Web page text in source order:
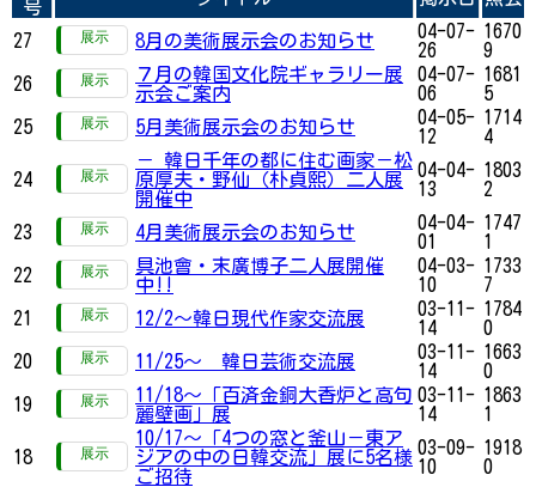
号
27 8月の美術展示会のお知らせ
04-07-
26
1670
9
26
７月の韓国文化院ギャラリー展
示会ご案内
04-07-
06
1681
5
25
5月美術展示会のお知らせ
04-05-
12
1714
4
24
－ 韓日千年の都に住む画家－松
原厚夫・野仙（朴貞熙）二人展
開催中
04-04-
13
1803
2
23 4月美術展示会のお知らせ
04-04-
01
1747
1
22
具池會・末廣博子二人展開催
中!!
04-03-
10
1733
7
21
12/2～韓日現代作家交流展
03-11-
14
1784
0
20
11/25～ 韓日芸術交流展
03-11-
14
1663
0
19
11/18～「百済金銅大香炉と高句
麗壁画」展
03-11-
14
1863
1
18
10/17～「4つの窓と釜山－東ア
ジアの中の日韓交流」展に5名様
ご招待
03-09-
10
1918
0